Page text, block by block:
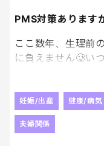
子どもが泣くから
起こし……
なんなん？なんの
イライラが止まら
しまった。
で、夜、ゴミ捨て
PMS対策あります
ここ数年、生理前
に負えません🥲い
いち気になって悲
す…
PMS対策として、
ください。
妊娠/出産 健康/病気
夫婦関係